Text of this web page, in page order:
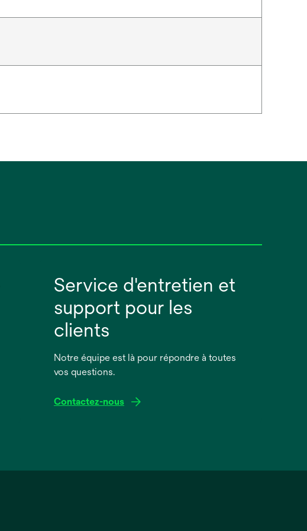
Service d'entretien et
support pour les
clients
Notre équipe est là pour répondre à toutes
vos questions.
Contactez-nous